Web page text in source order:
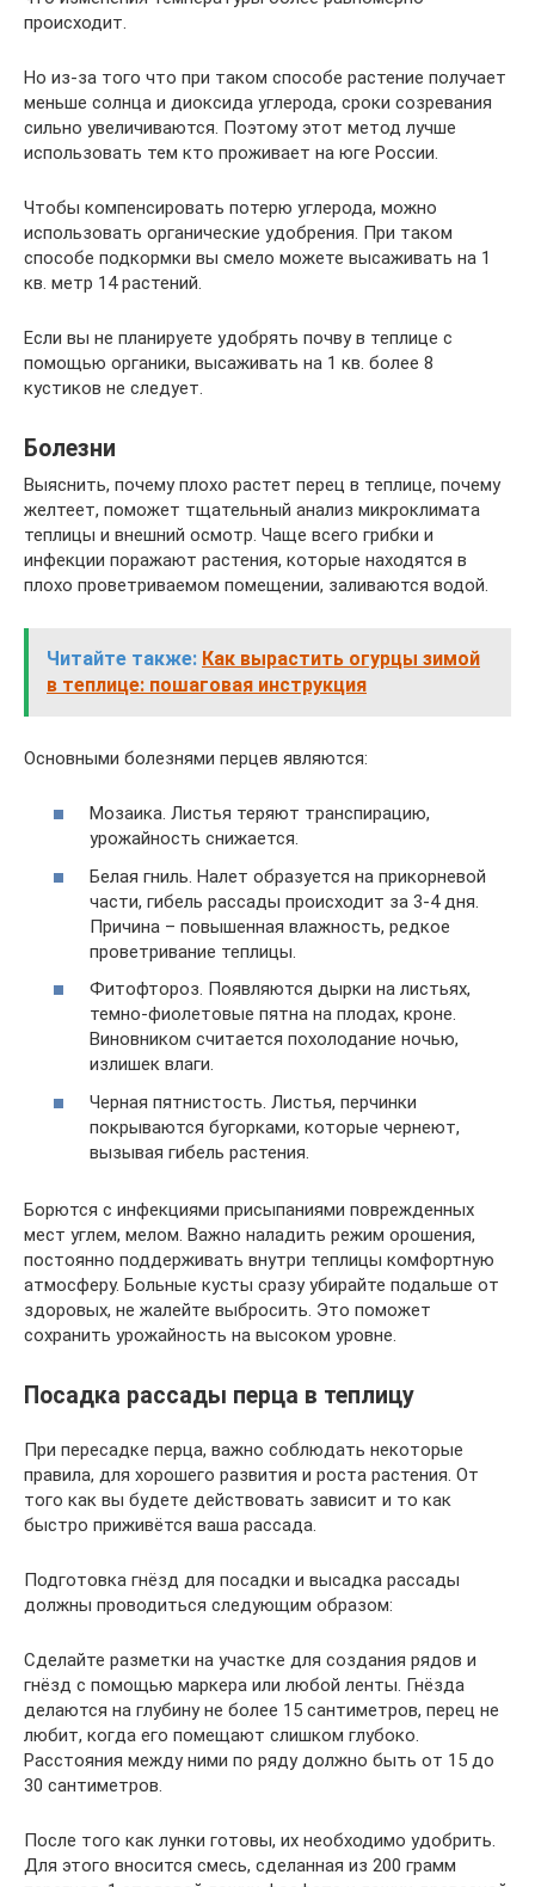
происходит.
Но из-за того что при таком способе растение получает
меньше солнца и диоксида углерода, сроки созревания
сильно увеличиваются. Поэтому этот метод лучше
использовать тем кто проживает на юге России.
Чтобы компенсировать потерю углерода, можно
использовать органические удобрения. При таком
способе подкормки вы смело можете высаживать на 1
кв. метр 14 растений.
Если вы не планируете удобрять почву в теплице с
помощью органики, высаживать на 1 кв. более 8
кустиков не следует.
Болезни
Выяснить, почему плохо растет перец в теплице, почему
желтеет, поможет тщательный анализ микроклимата
теплицы и внешний осмотр. Чаще всего грибки и
инфекции поражают растения, которые находятся в
плохо проветриваемом помещении, заливаются водой.
Читайте также: Как вырастить огурцы зимой
в теплице: пошаговая инструкция
Основными болезнями перцев являются:
Мозаика. Листья теряют транспирацию,
урожайность снижается.
Белая гниль. Налет образуется на прикорневой
части, гибель рассады происходит за 3-4 дня.
Причина – повышенная влажность, редкое
проветривание теплицы.
Фитофтороз. Появляются дырки на листьях,
темно-фиолетовые пятна на плодах, кроне.
Виновником считается похолодание ночью,
излишек влаги.
Черная пятнистость. Листья, перчинки
покрываются бугорками, которые чернеют,
вызывая гибель растения.
Борются с инфекциями присыпаниями поврежденных
мест углем, мелом. Важно наладить режим орошения,
постоянно поддерживать внутри теплицы комфортную
атмосферу. Больные кусты сразу убирайте подальше от
здоровых, не жалейте выбросить. Это поможет
сохранить урожайность на высоком уровне.
Посадка рассады перца в теплицу
При пересадке перца, важно соблюдать некоторые
правила, для хорошего развития и роста растения. От
того как вы будете действовать зависит и то как
быстро приживётся ваша рассада.
Подготовка гнёзд для посадки и высадка рассады
должны проводиться следующим образом:
Сделайте разметки на участке для создания рядов и
гнёзд с помощью маркера или любой ленты. Гнёзда
делаются на глубину не более 15 сантиметров, перец не
любит, когда его помещают слишком глубоко.
Расстояния между ними по ряду должно быть от 15 до
30 сантиметров.
После того как лунки готовы, их необходимо удобрить.
Для этого вносится смесь, сделанная из 200 грамм